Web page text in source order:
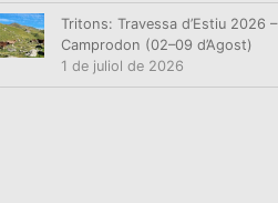
Tritons: Travessa d’Estiu 2026 –
Camprodon (02–09 d’Agost)
1 de juliol de 2026